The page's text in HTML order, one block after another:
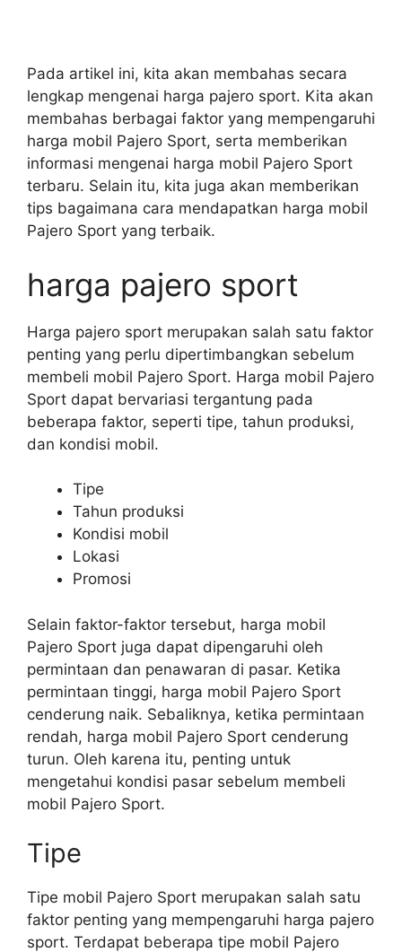
Pada artikel ini, kita akan membahas secara
lengkap mengenai harga pajero sport. Kita akan
membahas berbagai faktor yang mempengaruhi
harga mobil Pajero Sport, serta memberikan
informasi mengenai harga mobil Pajero Sport
terbaru. Selain itu, kita juga akan memberikan
tips bagaimana cara mendapatkan harga mobil
Pajero Sport yang terbaik.
harga pajero sport
Harga pajero sport merupakan salah satu faktor
penting yang perlu dipertimbangkan sebelum
membeli mobil Pajero Sport. Harga mobil Pajero
Sport dapat bervariasi tergantung pada
beberapa faktor, seperti tipe, tahun produksi,
dan kondisi mobil.
Tipe
Tahun produksi
Kondisi mobil
Lokasi
Promosi
Selain faktor-faktor tersebut, harga mobil
Pajero Sport juga dapat dipengaruhi oleh
permintaan dan penawaran di pasar. Ketika
permintaan tinggi, harga mobil Pajero Sport
cenderung naik. Sebaliknya, ketika permintaan
rendah, harga mobil Pajero Sport cenderung
turun. Oleh karena itu, penting untuk
mengetahui kondisi pasar sebelum membeli
mobil Pajero Sport.
Tipe
Tipe mobil Pajero Sport merupakan salah satu
faktor penting yang mempengaruhi harga pajero
sport. Terdapat beberapa tipe mobil Pajero